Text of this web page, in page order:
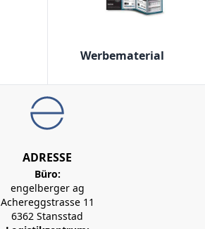
Werbematerial
ADRESSE
Büro:
engelberger ag
Achereggstrasse 11
6362 Stansstad